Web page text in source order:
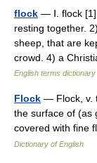
flock — Ⅰ. flock
resting together.
sheep, that are
crowd. 4) a
English terms dictionary
Flock — Flock, v.
the surface of (as
covered with fine
Dictionary of English